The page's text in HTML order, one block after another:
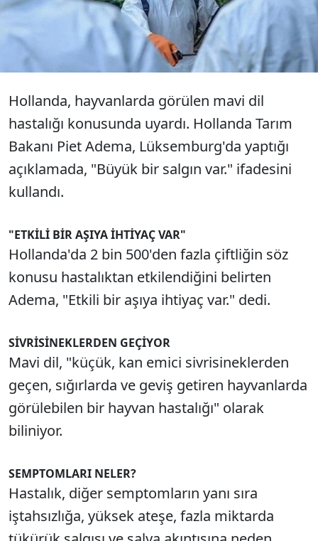
yayılıyor' uyarısında bulundu.
Hollanda, hayvanlarda görülen mavi dil
hastalığı konusunda uyardı. Hollanda Tarım
Bakanı Piet Adema, Lüksemburg'da yaptığı
açıklamada, "Büyük bir salgın var." ifadesini
kullandı.
"ETKİLİ BİR AŞIYA İHTİYAÇ VAR"
Hollanda'da 2 bin 500'den fazla çiftliğin söz
konusu hastalıktan etkilendiğini belirten
Adema, "Etkili bir aşıya ihtiyaç var." dedi.
SİVRİSİNEKLERDEN GEÇİYOR
Mavi dil, "küçük, kan emici sivrisineklerden
geçen, sığırlarda ve geviş getiren hayvanlarda
görülebilen bir hayvan hastalığı" olarak
biliniyor.
SEMPTOMLARI NELER?
Hastalık, diğer semptomların yanı sıra
iştahsızlığa, yüksek ateşe, fazla miktarda